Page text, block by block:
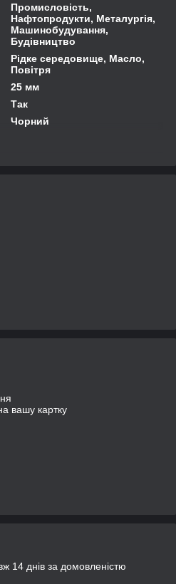
Промисловість,
Нафтопродукти, Металургія,
Машинобудування,
Будівництво
Рідке середовище, Масло,
Повітря
25 мм
Так
Чорний
вашу картку
14 днів за домовленістю